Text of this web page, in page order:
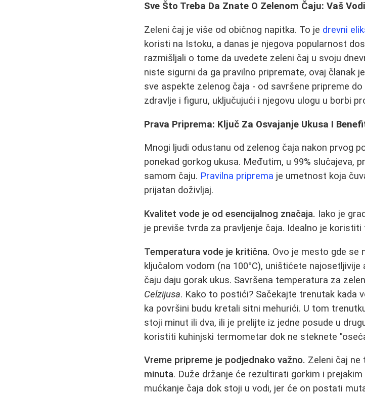
Sve Što Treba Da Znate O Zelenom Čaju: Vaš
Zeleni čaj je više od običnog napitka. To je drevni
koristi na Istoku, a danas je njegova popularnost
razmišljali o tome da uvedete zeleni čaj u svoju
niste sigurni da ga pravilno pripremate, ovaj članak
sve aspekte zelenog čaja - od savršene pripreme
zdravlje i figuru, uključujući i njegovu ulogu u borbi
Prava Priprema: Ključ Za Osvajanje Ukusa I
Mnogi ljudi odustanu od zelenog čaja nakon prvog
ponekad gorkog ukusa. Međutim, u 99% slučajeva,
samom čaju. Pravilna priprema je umetnost koja
prijatan doživljaj.
Kvalitet vode je od esencijalnog značaja. Iako je
je previše tvrda za pravljenje čaja. Idealno je
Temperatura vode je kritična. Ovo je mesto gde se
ključalom vodom (na 100°C), uništićete
čaju daju gorak ukus. Savršena temperatura za
Celzijusa. Kako to postići? Sačekajte trenutak kada
ka površini budu kretali sitni mehurići. U tom
stoji minut ili dva, ili je prelijte iz jedne posude u
koristiti kuhinjski termometar dok ne steknete
Vreme pripreme je podjednako važno. Zeleni čaj ne
minuta. Duže držanje će rezultirati gorkim i
mućkanje čaja dok stoji u vodi, jer će on postati